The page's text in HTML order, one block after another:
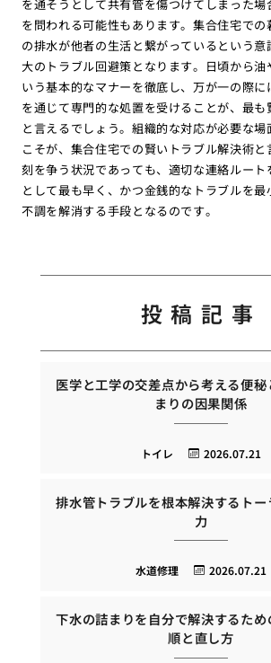
を通そうとして共有管を傷つけてしまった
を問われる可能性もあります。集合住宅での
の排水が他者の生活と繋がっているという
大のトラブル回避策となります。日頃から油
いう基本的なマナーを徹底し、万が一の際に
を通じて専門的な処置を受けることが、最
と言えるでしょう。組織的な対応が必要な
こそが、集合住宅での賢いトラブル解決術
刻を争う状況であっても、適切な連絡ルー
として最も早く、かつ金銭的なトラブルを
不調を解消する手段となるのです。
投稿記事
医学と工学の交差点から考える便
まりの因果関係
2026.07.21
トイレ
排水管トラブルを根本解決するト
力
2026.07.21
水道修理
下水の詰まりを自分で解決するた
順と直し方